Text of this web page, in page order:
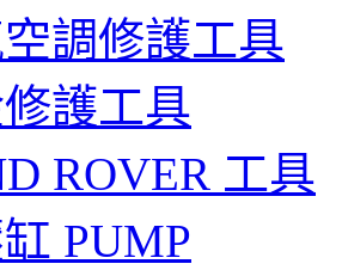
調修護工具
護工具
ROVER 工具
PUMP